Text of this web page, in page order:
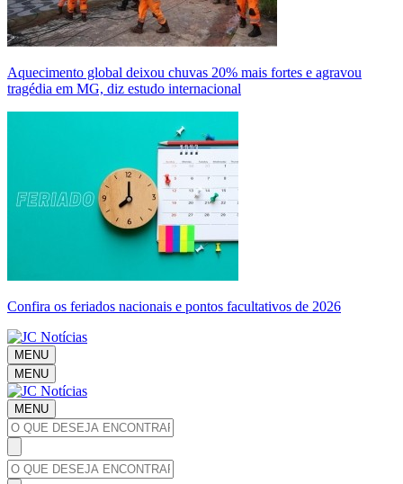
Aquecimento global deixou chuvas 20% mais fortes e agravou
tragédia em MG, diz estudo internacional
Confira os feriados nacionais e pontos facultativos de 2026
MENU
MENU
MENU